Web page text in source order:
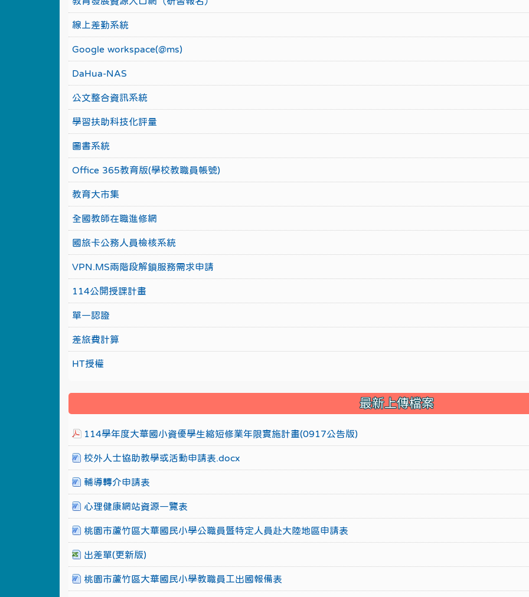
線上差勤系統
Google workspace(@ms)
DaHua-NAS
公文整合資訊系統
學習扶助科技化評量
圖書系統
Office 365教育版(學校教職員帳號)
教育大市集
全國教師在職進修網
國旅卡公務人員檢核系統
VPN.MS兩階段解鎖服務需求申請
114公開授課計畫
單一認證
差旅費計算
HT授權
最新上傳檔案
114學年度大華國小資優學生縮短修業年限實施計畫(0917公告版)
校外人士協助教學或活動申請表.docx
輔導轉介申請表
心理健康網站資源一覽表
桃園市蘆竹區大華國民小學公職員暨特定人員赴大陸地區申請表
出差單(更新版)
桃園市蘆竹區大華國民小學教職員工出國報備表